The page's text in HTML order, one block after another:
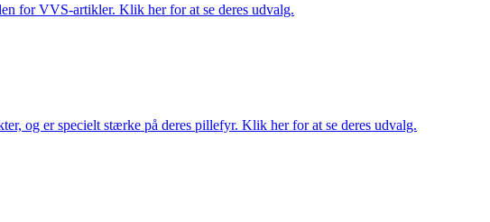
for VVS-artikler. Klik her for at se deres udvalg.
og er specielt stærke på deres pillefyr. Klik her for at se deres udvalg.